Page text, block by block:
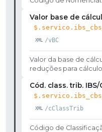
Valor base de
/vBC
Valor da base de
reduções para
Cód. class. trib. IBS/
/cClassTrib
Código de